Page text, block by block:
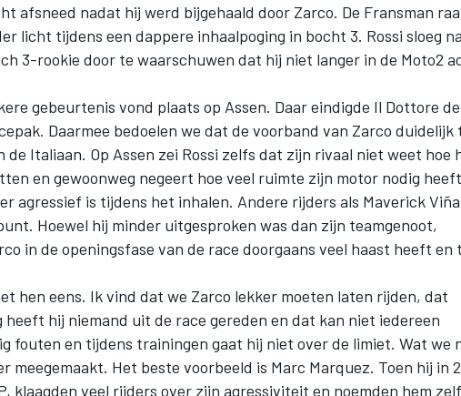
afsneed nadat hij werd bijgehaald door Zarco. De Fransman
licht tijdens een dappere inhaalpoging in bocht 3. Rossi sloeg na
3-rookie door te waarschuwen dat hij niet langer in de Moto2
gebeurtenis vond plaats op Assen. Daar eindigde Il Dottore
Daarmee bedoelen we dat de voorband van Zarco duidelijk
de Italiaan. Op Assen zei Rossi zelfs dat zijn rivaal niet weet hoe
en gewoonweg negeert hoe veel ruimte zijn motor nodig
agressief is tijdens het inhalen. Andere rijders als Maverick
Hoewel hij minder uitgesproken was dan zijn teamgenoot,
in de openingsfase van de race doorgaans veel haast heeft en
hen eens. Ik vind dat we Zarco lekker moeten laten rijden, dat
heeft hij niemand uit de race gereden en dat kan niet iedereen
fouten en tijdens trainingen gaat hij niet over de limiet. Wat we
meegemaakt. Het beste voorbeeld is Marc Marquez. Toen hij in
klaagden veel rijders over zijn agressiviteit en noemden hem